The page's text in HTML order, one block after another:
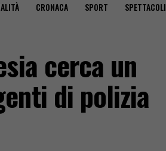
CRONACA SPORT SPETTACOLI
cerca un
di polizia